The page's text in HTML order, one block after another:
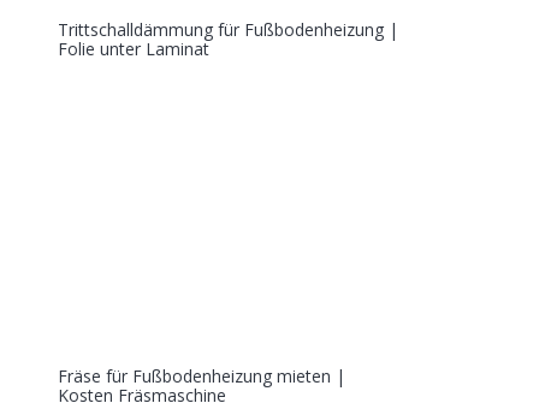
Trittschalldämmung für Fußbodenheizung |
Folie unter Laminat
Fräse für Fußbodenheizung mieten |
Kosten Fräsmaschine